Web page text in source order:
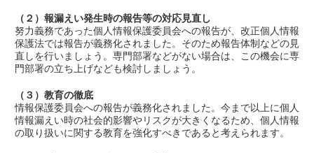
（２）報漏えい発生時の報告等の対応見直し
努力義務であった個人情報保護委員会への報告が、改正個人情報
保護法では報告が義務化されました。そのため報告体制などの見
直しを行いましょう。専門部署などがない場合は、この機会に専
門部署の立ち上げなども検討しましょう。
（３）教育の徹底
情報保護委員会への報告が義務化されました。今まで以上に個人
情報漏えい時の社会的影響やリスクが大きくなるため、個人情報
の取り扱いに関する教育を強化すべきであると考えられます。